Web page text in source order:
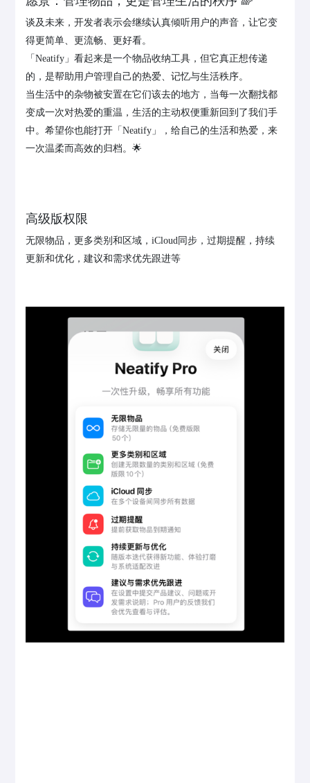
谈及未来，开发者表示会继续认真倾听用户的声音，让它变
得更简单、更流畅、更好看。
「Neatify」看起来是一个物品收纳工具，但它真正想传递
的，是帮助用户管理自己的热爱、记忆与生活秩序。
当生活中的杂物被安置在它们该去的地方，当每一次翻找都
变成一次对热爱的重温，生活的主动权便重新回到了我们手
中。希望你也能打开「Neatify」，给自己的生活和热爱，来
一次温柔而高效的归档。🌟
高级版权限
无限物品，更多类别和区域，iCloud同步，过期提醒，持续
更新和优化，建议和需求优先跟进等